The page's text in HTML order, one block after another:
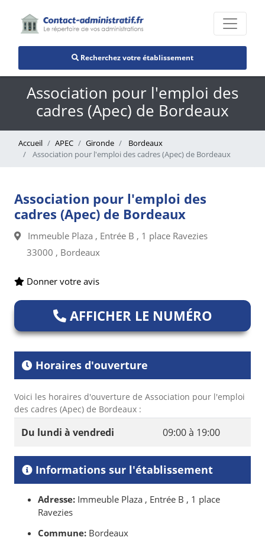
Recherchez votre établissement
Association pour l'emploi des
cadres (Apec) de Bordeaux
Accueil APEC Gironde
Bordeaux
Association pour l'emploi des cadres (Apec) de Bordeaux
Association pour l'emploi des
cadres (Apec) de Bordeaux
Immeuble Plaza , Entrée B , 1 place Ravezies
33000 , Bordeaux
Donner votre avis
AFFICHER LE NUMÉRO
Horaires d'ouverture
Voici les horaires d'ouverture de Association pour l'emploi
des cadres (Apec) de Bordeaux :
Du lundi à vendredi 09:00 à 19:00
Informations sur l'établissement
Adresse: Immeuble Plaza , Entrée B , 1 place
Ravezies
Commune: Bordeaux